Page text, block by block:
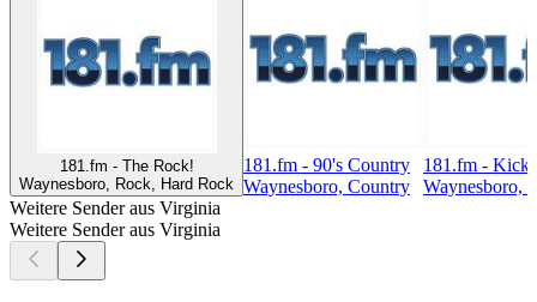
181.fm - The Rock!
Waynesboro, Rock, Hard Rock
181.fm - 90's Country
Waynesboro, Country
181.fm -
Waynesboro,
Weitere Sender aus Virginia
Weitere Sender aus Virginia